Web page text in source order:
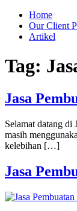
Home
Our Client
Artikel
Tag:
Jasa
Selamat datang di
masih
kelebihan […]
Jasa